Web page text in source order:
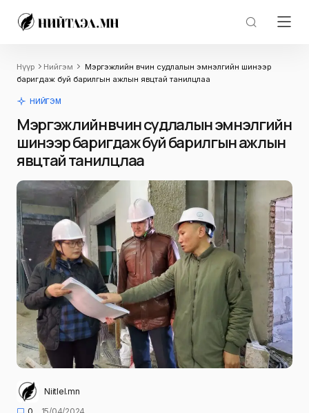
Нүүр Нийгэм
Мэргэжлийн өвчин судлалын эмнэлгийн шинээр
баригдаж буй барилгын ажлын явцтай танилцлаа
НИЙГЭМ
Мэргэжлийн өвчин судлалын эмнэлгийн
шинээр баригдаж буй барилгын ажлын
явцтай танилцлаа
Niitlel.mn